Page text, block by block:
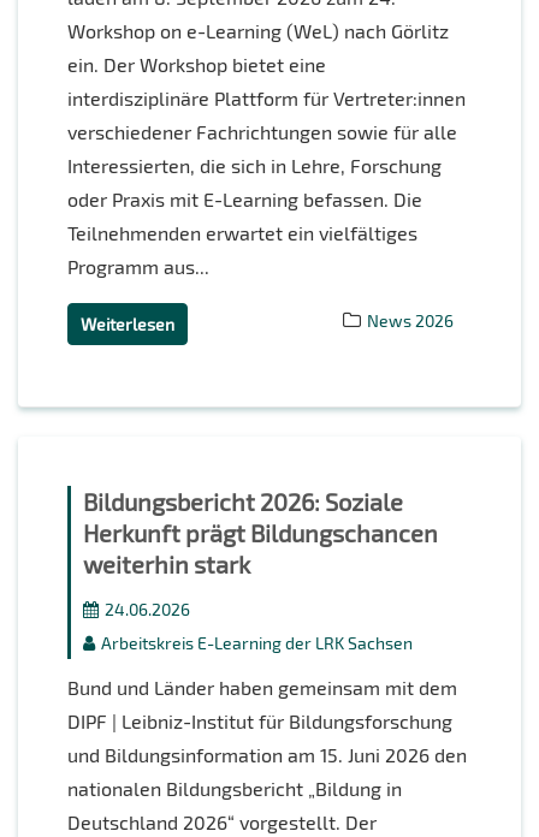
Workshop on e-Learning (WeL) nach Görlitz
ein. Der Workshop bietet eine
interdisziplinäre Plattform für Vertreter:innen
verschiedener Fachrichtungen sowie für alle
Interessierten, die sich in Lehre, Forschung
oder Praxis mit E-Learning befassen. Die
Teilnehmenden erwartet ein vielfältiges
Programm aus...
News 2026
Weiterlesen
Bildungsbericht 2026: Soziale
Herkunft prägt Bildungschancen
weiterhin stark
24.06.2026
Arbeitskreis E-Learning der LRK Sachsen
Bund und Länder haben gemeinsam mit dem
DIPF | Leibniz-Institut für Bildungsforschung
und Bildungsinformation am 15. Juni 2026 den
nationalen Bildungsbericht „Bildung in
Deutschland 2026“ vorgestellt. Der